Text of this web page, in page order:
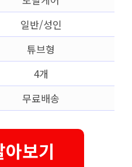
일반/성인
튜브형
4개
무료배송
보기